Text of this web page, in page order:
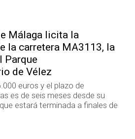
Málaga licita la
la carretera MA3113, la
Parque
de Vélez
euros y el plazo de
es de seis meses desde su
estará terminada a finales de